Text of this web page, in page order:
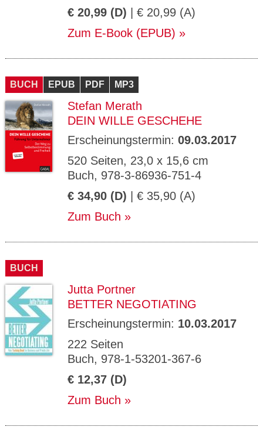
€ 20,99 (D) | € 20,99 (A)
Zum E-Book (EPUB)
BUCH EPUB PDF MP3
Stefan Merath
DEIN WILLE GESCHEHE
Erscheinungstermin: 09.03.2017
520 Seiten, 23,0 x 15,6 cm
Buch, 978-3-86936-751-4
€ 34,90 (D) | € 35,90 (A)
Zum Buch
BUCH
Jutta Portner
BETTER NEGOTIATING
Erscheinungstermin: 10.03.2017
222 Seiten
Buch, 978-1-53201-367-6
€ 12,37 (D)
Zum Buch